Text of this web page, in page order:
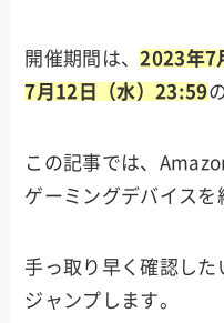
開催期間は、2023年7
7月12日（水）23:59
この記事では、
ゲーミングデバイスを
手っ取り早く確認した
ジャンプします。